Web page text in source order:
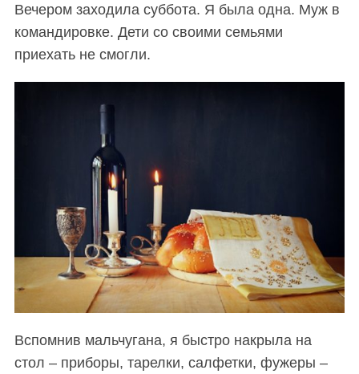
Вечером заходила суббота. Я была одна. Муж в
командировке. Дети со своими семьями
приехать не смогли.
Вспомнив мальчугана, я быстро накрыла на
стол – приборы, тарелки, салфетки, фужеры –